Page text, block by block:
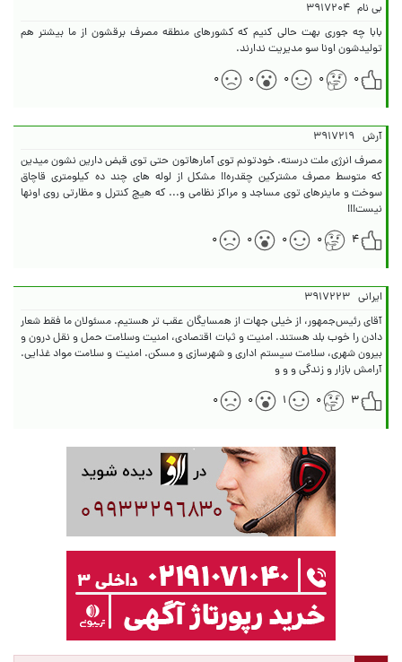
بی نام ۳۹۱۷۲۰۴
بابا چه جوری بهت حالی کنیم که کشورهای منطقه مصرف برقشون از ما بیشتر هم
تولیدشون اونا سو مدیریت ندارند.
۰
۰ ۰ ۰ ۰
آرش ۳۹۱۷۲۱۹
مصرف انرژی ملت درسته. خودتونم توی آمارهاتون حتی توی قبض دارین نشون میدین
که متوسط مصرف مشترکین چقدره!! مشکل از لوله های چند ده کیلومتری قاچاق
سوخت و ماینرهای توی مساجد و مراکز نظامی و... که هیچ کنترل و مظارتی روی اونها
نیست!!!
۴
۰ ۰ ۰ ۰
ایرانی ۳۹۱۷۲۲۳
آقای رئیس‌جمهور، از خیلی جهات از همسایگان عقب تر هستیم. مسئولان ما فقط شعار
دادن را خوب بلد هستند. امنیت و ثبات اقتصادی، امنیت وسلامت حمل و نقل درون و
بیرون شهری، سلامت سیستم اداری و شهرسازی و مسکن. امنیت و سلامت مواد غذایی.
آرامش بازار و زندگی و و و
۳
۰ ۱ ۰ ۰